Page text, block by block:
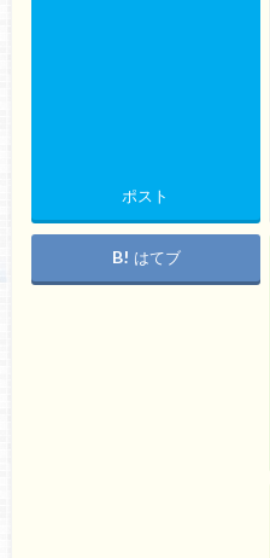
ポスト
はてブ